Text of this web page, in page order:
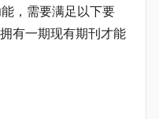
，需要满足以下要
有一期现有期刊才能